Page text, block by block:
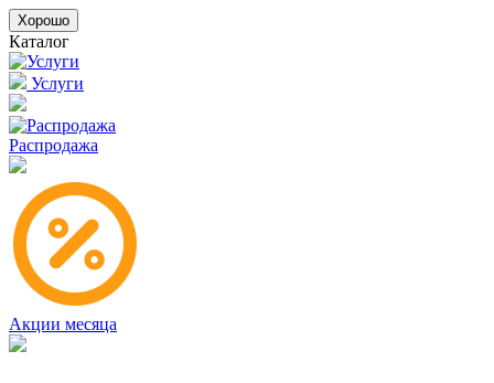
Хорошо
Каталог
Услуги
Распродажа
Акции месяца